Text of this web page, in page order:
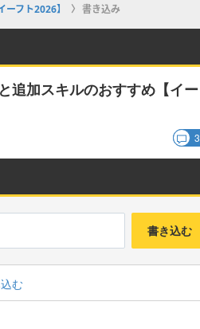
フト2026】 書き込み
追加スキルのおすすめ【イー
3
書き込む
む